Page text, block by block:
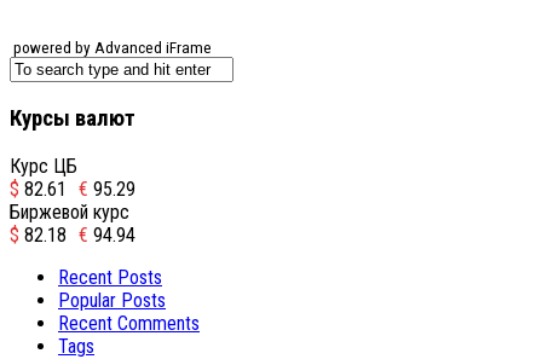
powered by Advanced iFrame
Курсы валют
Курс ЦБ
$ 82.61 € 95.29
Биржевой курс
$ 82.18 € 94.94
Recent Posts
Popular Posts
Recent Comments
Tags